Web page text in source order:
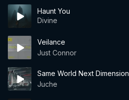
Haunt You
Divine
Veilance
Just Connor
Same World Next Dimension
Juche